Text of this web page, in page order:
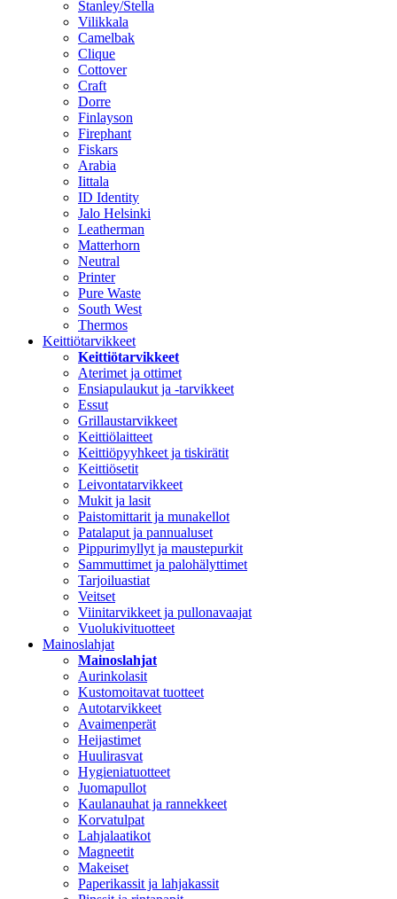
Stanley/Stella
Vilikkala
Camelbak
Clique
Cottover
Craft
Dorre
Finlayson
Firephant
Fiskars
Arabia
Iittala
ID Identity
Jalo Helsinki
Leatherman
Matterhorn
Neutral
Printer
Pure Waste
South West
Thermos
Keittiötarvikkeet
Keittiötarvikkeet
Aterimet ja ottimet
Ensiapulaukut ja -tarvikkeet
Essut
Grillaustarvikkeet
Keittiölaitteet
Keittiöpyyhkeet ja tiskirätit
Keittiösetit
Leivontatarvikkeet
Mukit ja lasit
Paistomittarit ja munakellot
Patalaput ja pannualuset
Pippurimyllyt ja maustepurkit
Sammuttimet ja palohälyttimet
Tarjoiluastiat
Veitset
Viinitarvikkeet ja pullonavaajat
Vuolukivituotteet
Mainoslahjat
Mainoslahjat
Aurinkolasit
Kustomoitavat tuotteet
Autotarvikkeet
Avaimenperät
Heijastimet
Huulirasvat
Hygieniatuotteet
Juomapullot
Kaulanauhat ja rannekkeet
Korvatulpat
Lahjalaatikot
Magneetit
Makeiset
Paperikassit ja lahjakassit